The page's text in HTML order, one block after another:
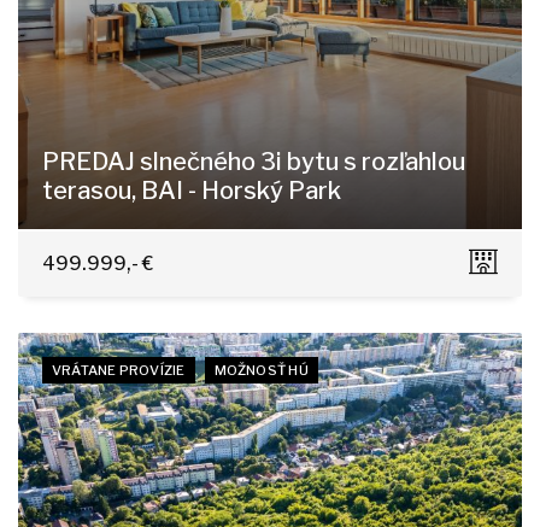
PREDAJ slnečného 3i bytu s rozľahlou
terasou, BAI - Horský Park
Čapkova 16, Bratislava - Staré Mesto
499.999,- €
VRÁTANE PROVÍZIE MOŽNOSŤ HÚ